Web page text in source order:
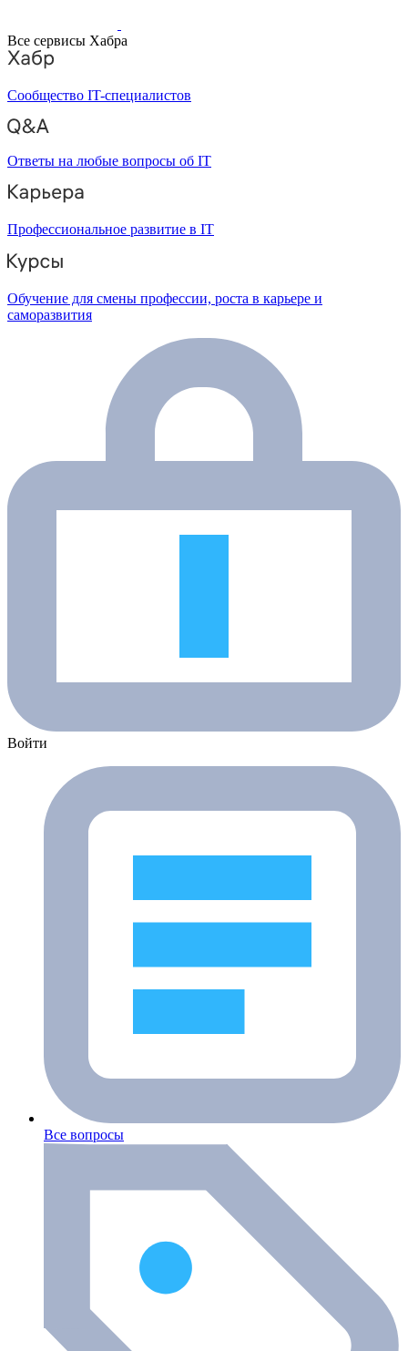
Все сервисы Хабра
Сообщество IT-специалистов
Ответы на любые вопросы об IT
Профессиональное развитие в IT
Обучение для смены профессии, роста в карьере и
саморазвития
Войти
Все вопросы